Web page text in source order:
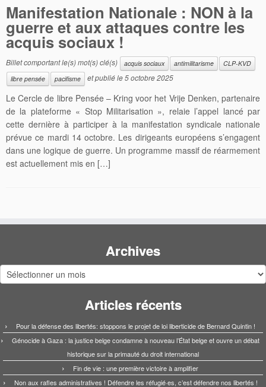
Manifestation Nationale : NON à la
guerre et aux attaques contre les
acquis sociaux !
Billet comportant le(s) mot(s) clé(s) acquis sociaux antimilitarisme
CLP-KVD
libre pensée
pacifisme et publié le5 octobre 2025
Le Cercle de libre Pensée – Kring voor het Vrije Denken, partenaire
de la plateforme « Stop Militarisation », relaie l’appel lancé par
cette dernière à participer à la manifestation syndicale nationale
prévue ce mardi 14 octobre. Les dirigeants européens s’engagent
dans une logique de guerre. Un programme massif de réarmement
est actuellement mis en […]
Archives
Archives
Articles récents
Pour la défense des libertés: stoppons le projet de loi liberticide de Bernard Quintin !
Génocide à Gaza : la justice belge condamne à nouveau l’État belge et ouvre un débat
historique sur la primauté du droit international
Fin de vie : une première victoire à amplifier
Non aux rafles administratives ! Défendre les réfugié·es, c’est défendre nos libertés !